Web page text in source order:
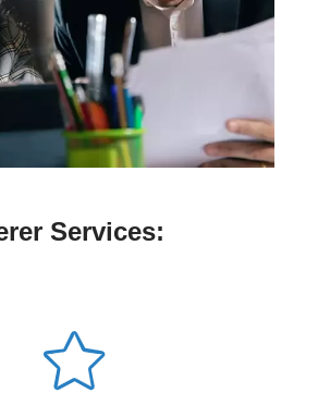
Services: